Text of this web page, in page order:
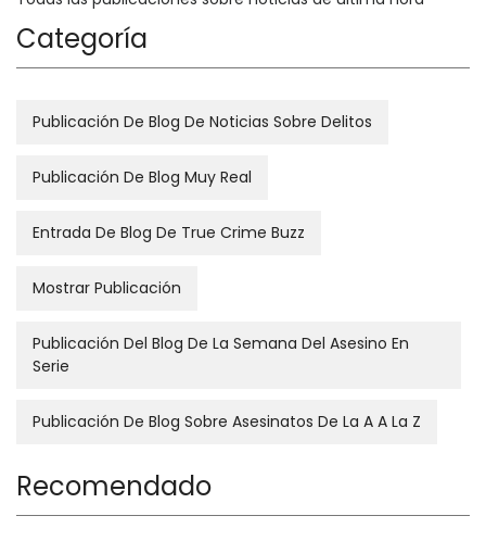
Categoría
Publicación De Blog De Noticias Sobre Delitos
Publicación De Blog Muy Real
Entrada De Blog De True Crime Buzz
Mostrar Publicación
Publicación Del Blog De La Semana Del Asesino En
Serie
Publicación De Blog Sobre Asesinatos De La A A La Z
Recomendado